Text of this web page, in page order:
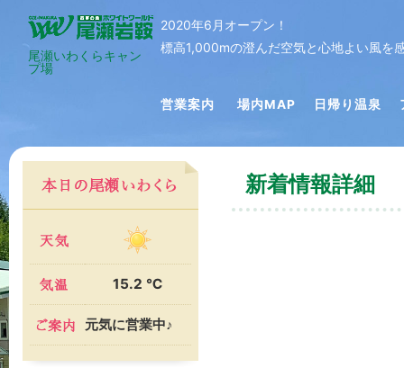
尾瀬いわくらキャン
プ場
2020年6月オープン！
標高1,000mの澄んだ空気と心地よい風を
営業案内 場内MAP 日帰り温泉
15.2 ℃
元気に営業中♪
新着情報詳細